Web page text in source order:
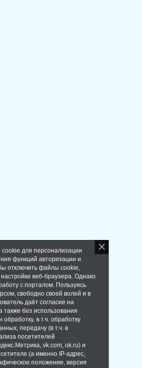
для персонализации
функций авторизации и
отключить файлы cookie,
веб-браузера. Однако
с порталом. Пользуясь
свободно своей волей и в
даёт согласие на
также без использования
в т.ч. обработку
передачу (в т.ч. в
посетителей
vk.com, ok.ru) и
(а именно IP-адрес,
положение, версия